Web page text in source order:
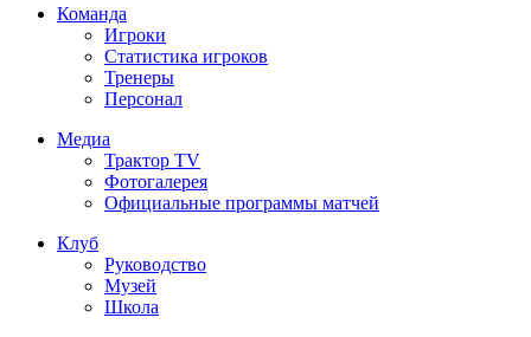
Команда
Игроки
Статистика игроков
Тренеры
Персонал
Медиа
Трактор TV
Фотогалерея
Официальные программы матчей
Клуб
Руководство
Музей
Школа